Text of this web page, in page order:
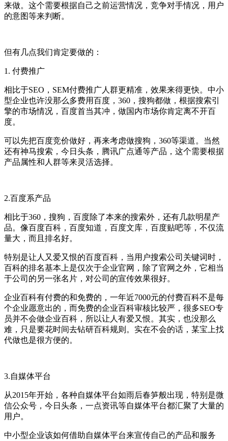
来做。这个需要根据自己之前运营情况，竞争对手情况，用户
的意图等来判断。
但有几点我们肯定要做的：
1. 付费推广
相比于SEO，SEM付费推广人群更精准，效果来得更快。中小
型企业也许没那么多费用百度，360，搜狗都做，根据搜索引
擎的市场情况，百度首当其冲，做国内市场你肯定离不开百
度。
可以先把百度竞价做好，再来考虑做搜狗，360等渠道。当然
还有神马搜索，今日头条，腾讯广点通等产品，这个需要根据
产品属性和人群等来灵活选择。
2.百度系产品
相比于360，搜狗，百度除了本来的搜索外，还有几款明星产
品。像百度百科，百度知道，百度文库，百度贴吧等，不仅流
量大，而且排名好。
特别是让人又爱又恨的百度百科，当用户搜索公司关键词时，
百科的排名基本上是仅次于企业官网，除了官网之外，它相当
于公司的另一张名片，对公司的宣传效果很好。
企业百科有付费的和免费的，一年近7000元的付费百科不是每
个企业愿意出的，而免费的企业百科审核比较严，很多SEO专
员并不会做企业百科，所以让人有爱又恨。其实，也没那么
难，只是要花时间去钻研百科规则。实在不会的话，某宝上找
代做也是很方便的。
3.自媒体平台
从2015年开始，各种自媒体平台如雨后春笋般出现，特别是微
信公众号，今日头条，一点资讯等自媒体平台都汇聚了大量的
用户。
中小型企业该如何借助自媒体平台来宣传自己的产品和服务